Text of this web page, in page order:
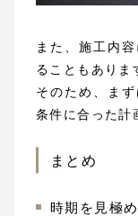
また、施工内
ることもありま
そのため、ま
条件に合った計
まとめ
時期を見極